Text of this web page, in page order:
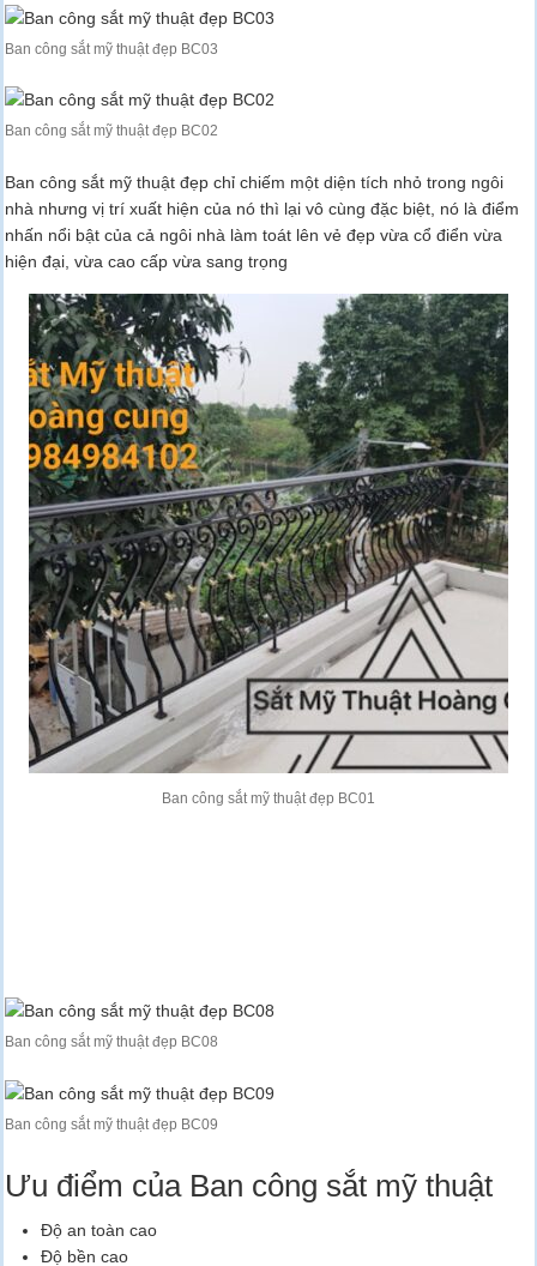
Ban công sắt mỹ thuật đẹp BC03
Ban công sắt mỹ thuật đẹp BC02
Ban công sắt mỹ thuật đẹp chỉ chiếm một diện tích nhỏ trong ngôi
nhà nhưng vị trí xuất hiện của nó thì lại vô cùng đặc biệt, nó là điểm
nhấn nổi bật của cả ngôi nhà làm toát lên vẻ đẹp vừa cổ điển vừa
hiện đại, vừa cao cấp vừa sang trọng
Ban công sắt mỹ thuật đẹp BC01
Ban công sắt mỹ thuật đẹp BC08
Ban công sắt mỹ thuật đẹp BC09
Ưu điểm của Ban công sắt mỹ thuật
Độ an toàn cao
Độ bền cao